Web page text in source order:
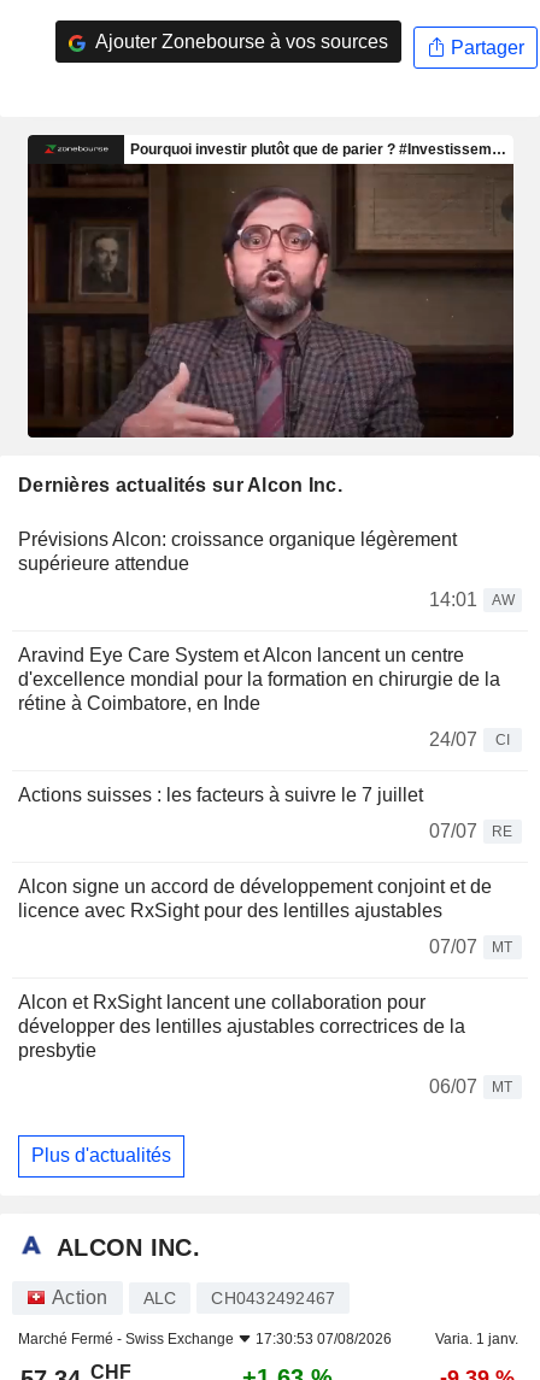
Ajouter Zonebourse à vos sources Partager
Dernières actualités sur Alcon Inc.
Prévisions Alcon: croissance organique légèrement
supérieure attendue
14:01
AW
Aravind Eye Care System et Alcon lancent un centre
d'excellence mondial pour la formation en chirurgie de la
rétine à Coimbatore, en Inde
24/07
CI
Actions suisses : les facteurs à suivre le 7 juillet
07/07
RE
Alcon signe un accord de développement conjoint et de
licence avec RxSight pour des lentilles ajustables
07/07
MT
Alcon et RxSight lancent une collaboration pour
développer des lentilles ajustables correctrices de la
presbytie
06/07
MT
Plus d'actualités
ALCON INC.
Action ALC CH0432492467
Marché Fermé - Swiss Exchange 17:30:53 07/08/2026 Varia. 1 janv.
CHF